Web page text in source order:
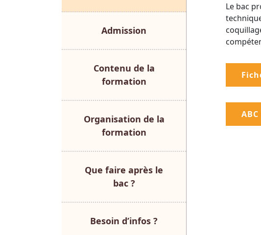
Admission
Contenu de la
formation
Organisation de la
formation
Que faire après le
bac ?
Besoin d’infos ?
Le bac